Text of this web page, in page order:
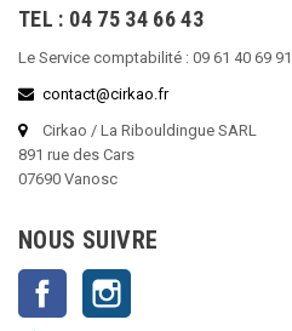
TEL : 04 75 34 66 43
Le Service comptabilité : 09 61 40 69 91
contact@cirkao.fr
Cirkao / La Ribouldingue SARL
891 rue des Cars
07690 Vanosc
NOUS SUIVRE
Facebook